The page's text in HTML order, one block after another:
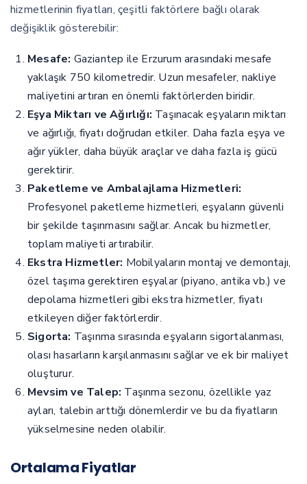
hizmetlerinin fiyatları, çeşitli faktörlere bağlı olarak
değişiklik gösterebilir:
Mesafe: Gaziantep ile Erzurum arasındaki mesafe
yaklaşık 750 kilometredir. Uzun mesafeler, nakliye
maliyetini artıran en önemli faktörlerden biridir.
Eşya Miktarı ve Ağırlığı: Taşınacak eşyaların miktarı
ve ağırlığı, fiyatı doğrudan etkiler. Daha fazla eşya ve
ağır yükler, daha büyük araçlar ve daha fazla iş gücü
gerektirir.
Paketleme ve Ambalajlama Hizmetleri:
Profesyonel paketleme hizmetleri, eşyaların güvenli
bir şekilde taşınmasını sağlar. Ancak bu hizmetler,
toplam maliyeti artırabilir.
Ekstra Hizmetler: Mobilyaların montaj ve demontajı,
özel taşıma gerektiren eşyalar (piyano, antika vb.) ve
depolama hizmetleri gibi ekstra hizmetler, fiyatı
etkileyen diğer faktörlerdir.
Sigorta: Taşınma sırasında eşyaların sigortalanması,
olası hasarların karşılanmasını sağlar ve ek bir maliyet
oluşturur.
Mevsim ve Talep: Taşınma sezonu, özellikle yaz
ayları, talebin arttığı dönemlerdir ve bu da fiyatların
yükselmesine neden olabilir.
Ortalama Fiyatlar